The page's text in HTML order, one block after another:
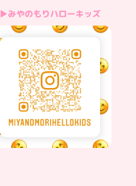
▶みやのもりハローキッズ